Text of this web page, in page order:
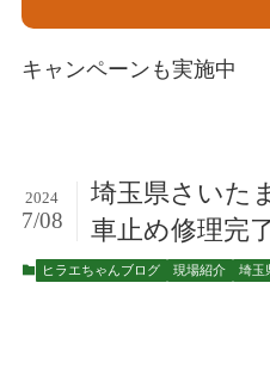
キャンペーンも実施中
埼玉県さいた
車止め修理完
2024
7/08
ヒラエちゃんブログ 現場紹介 埼玉